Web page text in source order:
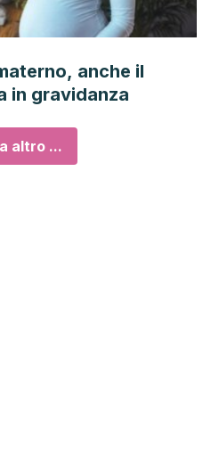
anche il
in gravidanza
altro ...